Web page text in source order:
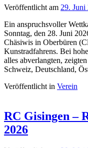
Veröffentlicht am 29. Juni
Ein anspruchsvoller
Sonntag, den 28. Juni
Chäsiwis in Oberbüren
Kunstradfahrens. Bei
alles abverlangten,
Schweiz, Deutschland,
Veröffentlicht in Verein
RC Gisingen –
2026